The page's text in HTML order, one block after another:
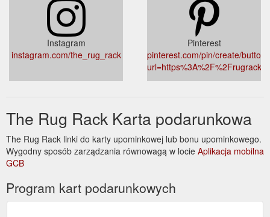
Instagram
instagram.com/the_rug_rack
Pinterest
pinterest.com/pin/create/
The Rug Rack Karta podarunkowa
The Rug Rack linki do karty upominkowej lub bonu upominkowego.
Wygodny sposób zarządzania równowagą w locie Aplikacja mobilna
GCB
Program kart podarunkowych